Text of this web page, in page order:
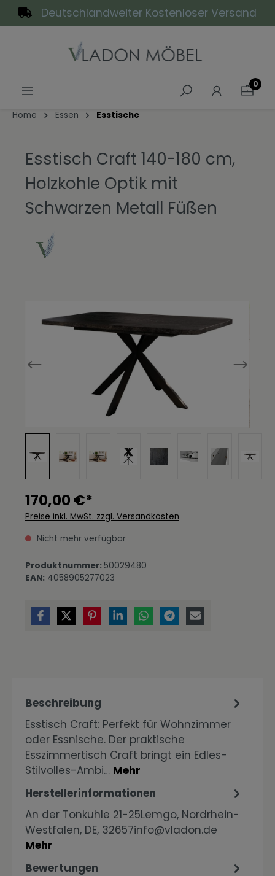
springenDeutschlandweiter Kostenloser Versand
0
Home Essen Esstische
Esstisch Craft 140-180 cm,
Holzkohle Optik mit
Schwarzen Metall Füßen
170,00 €*
Preise inkl. MwSt. zzgl. Versandkosten
Nicht mehr verfügbar
Produktnummer: 50029480
EAN: 4058905277023
Beschreibung
Esstisch Craft: Perfekt für Wohnzimmer
oder Essnische. Der praktische
Esszimmertisch Craft bringt ein Edles-
Stilvolles-Ambi… Mehr
Herstellerinformationen
An der Tonkuhle 21-25Lemgo, Nordrhein-
Westfalen, DE, 32657info@vladon.de
Mehr
Bewertungen